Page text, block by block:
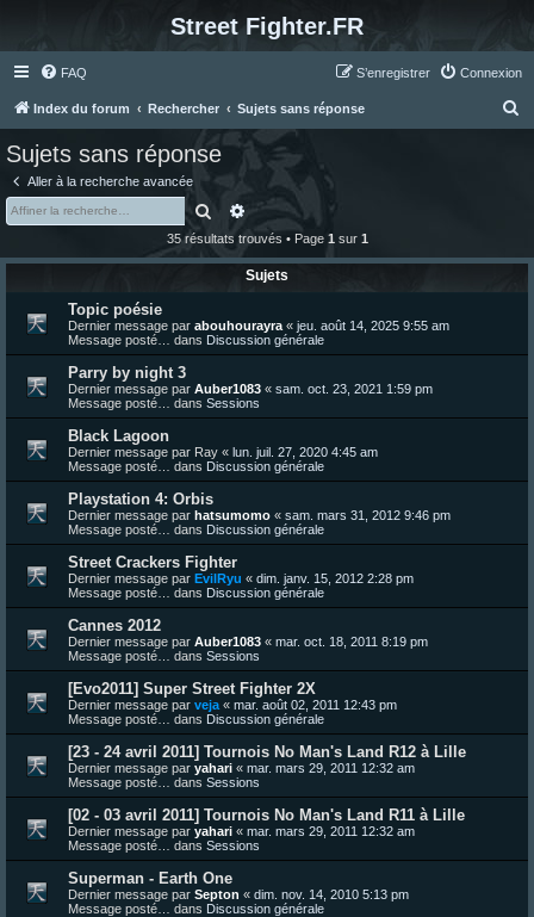
Street Fighter.FR
FAQ Connexion
S’enregistrer
Index du forum Rechercher Sujets sans réponse
Sujets sans réponse
Aller à la recherche avancée
RechercherRecherche avancée
35 résultats trouvés • Page 1 sur 1
Sujets
Topic poésie
Dernier message par abouhourayra « jeu. août 14, 2025 9:55 am
Message posté… dans Discussion générale
Parry by night 3
Dernier message par Auber1083 « sam. oct. 23, 2021 1:59 pm
Message posté… dans Sessions
Black Lagoon
Dernier message par Ray « lun. juil. 27, 2020 4:45 am
Message posté… dans Discussion générale
Playstation 4: Orbis
Dernier message par hatsumomo « sam. mars 31, 2012 9:46 pm
Message posté… dans Discussion générale
Street Crackers Fighter
Dernier message par EvilRyu « dim. janv. 15, 2012 2:28 pm
Message posté… dans Discussion générale
Cannes 2012
Dernier message par Auber1083 « mar. oct. 18, 2011 8:19 pm
Message posté… dans Sessions
[Evo2011] Super Street Fighter 2X
Dernier message par veja « mar. août 02, 2011 12:43 pm
Message posté… dans Discussion générale
[23 - 24 avril 2011] Tournois No Man's Land R12 à Lille
Dernier message par yahari « mar. mars 29, 2011 12:32 am
Message posté… dans Sessions
[02 - 03 avril 2011] Tournois No Man's Land R11 à Lille
Dernier message par yahari « mar. mars 29, 2011 12:32 am
Message posté… dans Sessions
Superman - Earth One
Dernier message par Septon « dim. nov. 14, 2010 5:13 pm
Message posté… dans Discussion générale